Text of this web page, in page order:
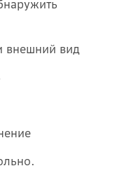
внешний вид